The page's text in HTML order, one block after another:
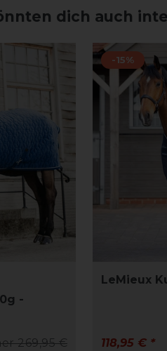
dich auch
-
269,95 €
-15%
LeMieux
118,95 € *